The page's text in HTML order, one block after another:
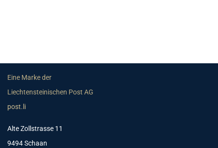
Eine Marke der
Liechtensteinischen Post AG
post.li
Alte Zollstrasse 11
9494 Schaan